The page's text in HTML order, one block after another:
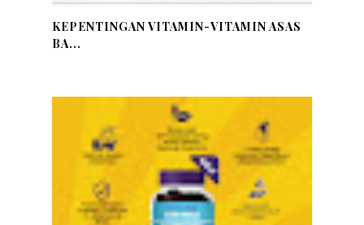
KEPENTINGAN VITAMIN-VITAMIN ASAS
BA...